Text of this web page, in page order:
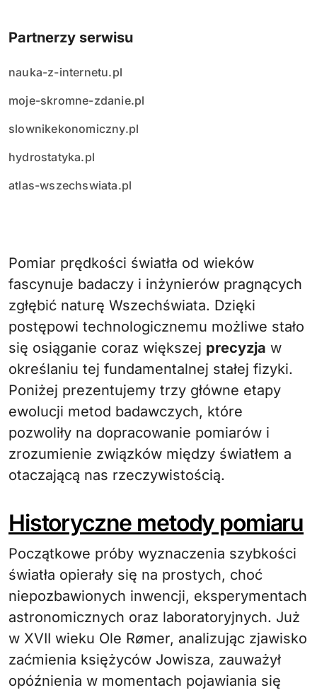
Partnerzy serwisu
nauka-z-internetu.pl
moje-skromne-zdanie.pl
slownikekonomiczny.pl
hydrostatyka.pl
atlas-wszechswiata.pl
Pomiar prędkości światła od wieków
fascynuje badaczy i inżynierów pragnących
zgłębić naturę Wszechświata. Dzięki
postępowi technologicznemu możliwe stało
się osiąganie coraz większej precyzja w
określaniu tej fundamentalnej stałej fizyki.
Poniżej prezentujemy trzy główne etapy
ewolucji metod badawczych, które
pozwoliły na dopracowanie pomiarów i
zrozumienie związków między światłem a
otaczającą nas rzeczywistością.
Historyczne metody pomiaru
Początkowe próby wyznaczenia szybkości
światła opierały się na prostych, choć
niepozbawionych inwencji, eksperymentach
astronomicznych oraz laboratoryjnych. Już
w XVII wieku Ole Rømer, analizując zjawisko
zaćmienia księżyców Jowisza, zauważył
opóźnienia w momentach pojawiania się